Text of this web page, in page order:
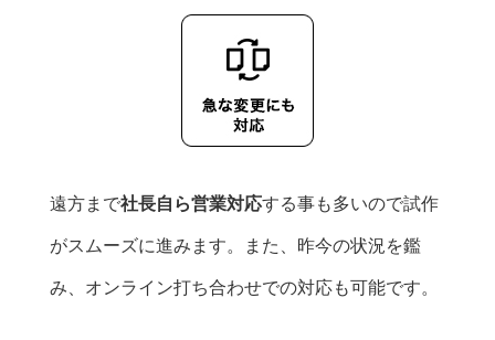
遠方まで社長自ら営業対応する事も多いので試作
がスムーズに進みます。また、昨今の状況を鑑
み、オンライン打ち合わせでの対応も可能です。